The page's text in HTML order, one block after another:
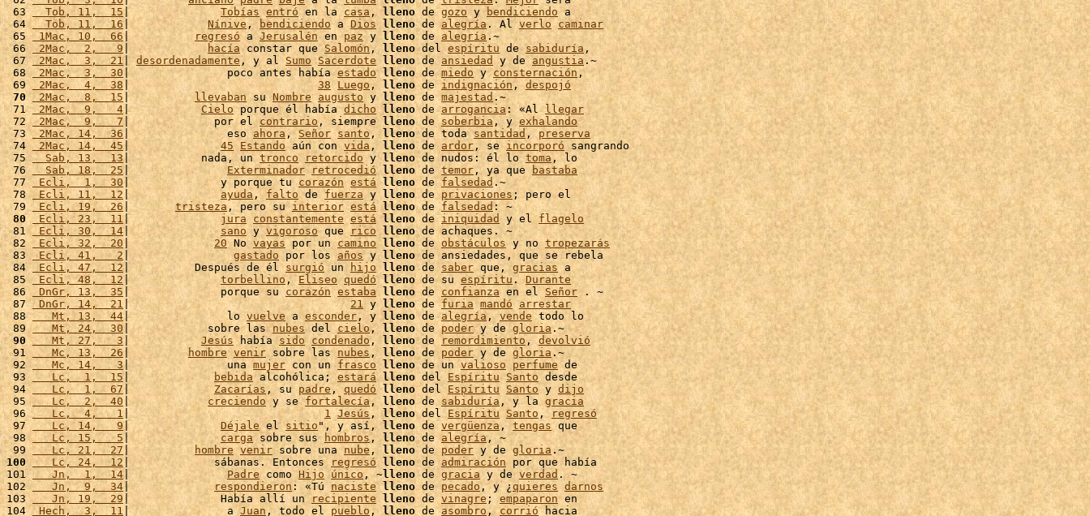
63
  Tob, 11,  15
| Tobías entró en la casa , lleno de gozo y bendiciendo a
64
  Tob, 11,  16
| Nínive, bendiciendo a Dios lleno de alegría. Al verlo
caminar
65 1Mac, 10,  66 | regresó a Jerusalén en paz y lleno de alegría .~
66 2Mac,  2,   9 | hacía constar que Salomón , lleno del espíritu de sabiduría ,
67 2Mac,  3,  21 | desordenadamente , y al Sumo Sacerdote lleno de ansiedad y de angustia .~
68
2Mac,  3,  30 |               poco antes había estado lleno de miedo y consternación ,
69
2Mac,  4,  38 | 38 Luego , lleno de indignación, despojó
70
2Mac,  8,  15 | llevaban su Nombre augusto y lleno de majestad .~
71 2Mac,  9,   4| Cielo porque él había dicho lleno de arrogancia : «Al llegar
72
2Mac,  9,   7 |             por el contrario , siempre lleno de soberbia, y exhalando
73 2Mac, 14,  36|               eso ahora , Señor santo, lleno de toda santidad , preserva
74
2Mac, 14,  45| 45 Estando aún con vida, lleno de ardor, se incorporó sangrando
75
  Sab, 13,  13
|           nada, un tronco retorcido y lleno de nudos: él lo toma, lo
76
  Sab, 18,  25
| Exterminador retrocedió lleno de temor , ya que
bastaba
77
Ecli,  1,  30 |              y porque tu corazón está lleno de falsedad .~
78 Ecli, 11,  12 | ayuda, falto de fuerza y lleno de privaciones ; pero el
79
Ecli, 19,  26| tristeza , pero su interior está lleno de falsedad
80
Ecli, 23,  11| jura constantemente está lleno de iniquidad y el flagelo
81 Ecli, 30,  14 | sano y vigoroso que rico lleno de achaques. ~
82 Ecli, 32,  20 | 20 No vayas por un camino lleno de obstáculos y no tropezarás
83 Ecli, 41,   2 | gastado por los años y lleno de ansiedades, que se rebela
84 Ecli, 47,  12 |          Después de él surgió un hijo lleno de saber que, gracias a
85
Ecli, 48,  12 | torbellino, Eliseo quedó lleno de su espíritu . Durante
86
DnGr, 13,  35 |              porque su corazón estaba lleno de confianza en el Señor . ~
87 DnGr, 14,  21 | 21 y lleno de furia mandó
arrestar
88
   Mt, 13,  44
|               lo vuelve a esconder , y lleno de alegría , vende todo lo
89
   Mt, 24,  30
|            sobre las nubes del cielo, lleno de poder y de gloria
90
   Mt, 27,   3
| Jesús había sido condenado, lleno de remordimiento , devolvió
91
   Mc, 13,  26
| hombre venir sobre las nubes, lleno de poder y de gloria .~
92
   Mc, 14,   3
|               una mujer con un frasco lleno de un valioso perfume de
93
   Lc,  1,  15
| bebida alcohólica; estará lleno del Espíritu Santo desde
94
   Lc,  1,  67
| Zacarías , su padre , quedó lleno del Espíritu Santo y dijo
95
   Lc,  2,  40
| creciendo y se fortalecía , lleno de sabiduría, y la gracia
96
   Lc,  4,   1
| 1 Jesús , lleno del Espíritu Santo , regresó
97
   Lc, 14,   9
| Déjale el sitio ", y así, lleno de vergüenza , tengas que
98
   Lc, 15,   5
| carga sobre sus hombros, lleno de alegría , ~
99
   Lc, 21,  27
| hombre venir sobre una nube , lleno de poder y de gloria
100
   Lc, 24,  12
|             sábanas. Entonces regresó lleno de admiración por que había
101
   Jn,  1,  14
| Padre como Hijo único , ~lleno de gracia y de verdad . ~
102
   Jn,  9,  34
| respondieron : «Tú naciste lleno de pecado , y ¿ quieres darnos
103
   Jn, 19,  29
|              Había allí un recipiente lleno de vinagre ; empaparon en
104 Hech,  3,  11 |               a Juan , todo el pueblo , lleno de asombro , corrió hacia